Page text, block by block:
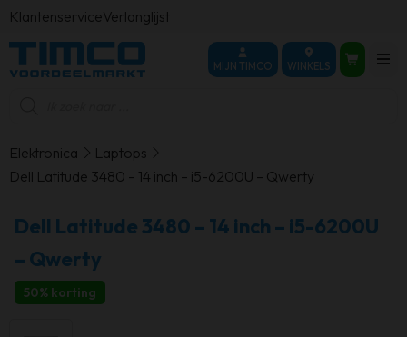
KlantenserviceVerlanglijst
MIJN TIMCO WINKELS
Elektronica
Laptops
Dell Latitude 3480 – 14 inch – i5-6200U – Qwerty
Dell Latitude 3480 – 14 inch – i5-6200U
– Qwerty
50% korting